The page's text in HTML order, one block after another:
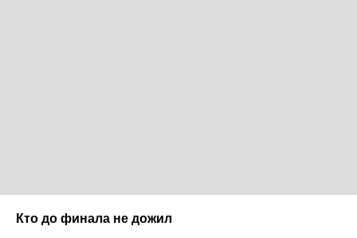
Кто до финала не дожил